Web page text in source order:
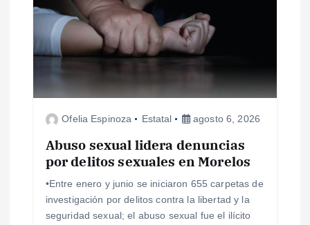
Ofelia Espinoza Estatal agosto 6, 2026
Abuso sexual lidera denuncias
por delitos sexuales en Morelos
•Entre enero y junio se iniciaron 655 carpetas de
investigación por delitos contra la libertad y la
seguridad sexual; el abuso sexual fue el ilícito